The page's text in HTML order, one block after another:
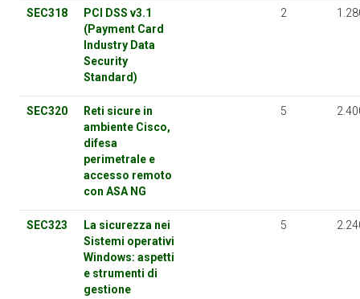
SEC318
PCI DSS v3.1
(Payment Card
Industry Data
Security
Standard)
2
SEC320
Reti sicure in
ambiente Cisco,
difesa
perimetrale e
accesso remoto
con ASA NG
5
SEC323
La sicurezza nei
Sistemi operativi
Windows: aspetti
e strumenti di
gestione
5